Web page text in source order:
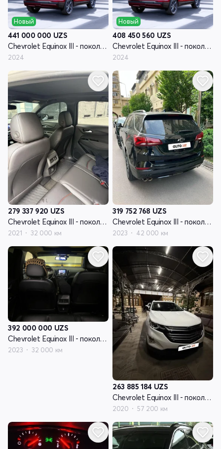
Новый
441 000 000 UZS
Chevrolet Equinox III - поколение рестайлинг
2024
Новый
408 450 560 UZS
Chevrolet Equinox III - поколение рестайлинг
2024
279 337 920 UZS
Chevrolet Equinox III - поколение рестайлинг
2021 32 000 км
319 752 768 UZS
Chevrolet Equinox III - поколение рестайлинг
2023 42 000 км
392 000 000 UZS
Chevrolet Equinox III - поколение рестайлинг
2023 32 000 км
263 885 184 UZS
Chevrolet Equinox III - поколение рестайлинг
2020 57 200 км